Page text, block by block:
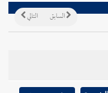
التالي السابق